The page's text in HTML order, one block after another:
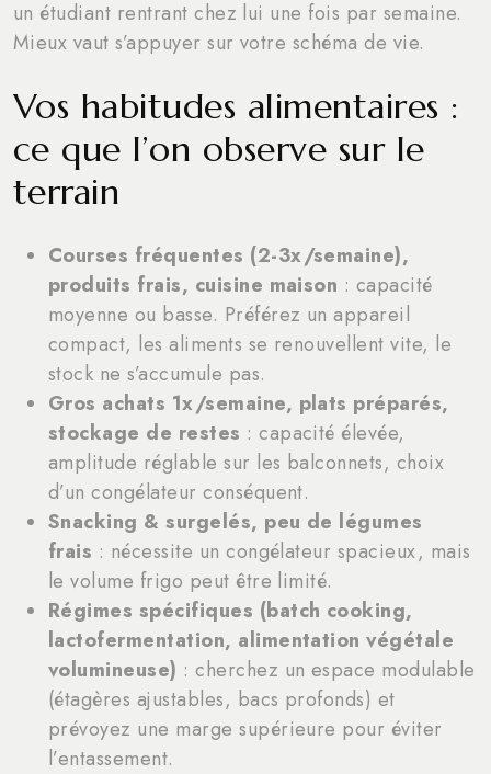
un étudiant rentrant chez lui une fois par semaine.
Mieux vaut s’appuyer sur votre schéma de vie.
Vos habitudes alimentaires :
ce que l’on observe sur le
terrain
Courses fréquentes (2-3x/semaine),
produits frais, cuisine maison : capacité
moyenne ou basse. Préférez un appareil
compact, les aliments se renouvellent vite, le
stock ne s’accumule pas.
Gros achats 1x/semaine, plats préparés,
stockage de restes : capacité élevée,
amplitude réglable sur les balconnets, choix
d’un congélateur conséquent.
Snacking & surgelés, peu de légumes
frais : nécessite un congélateur spacieux, mais
le volume frigo peut être limité.
Régimes spécifiques (batch cooking,
lactofermentation, alimentation végétale
volumineuse) : cherchez un espace modulable
(étagères ajustables, bacs profonds) et
prévoyez une marge supérieure pour éviter
l’entassement.